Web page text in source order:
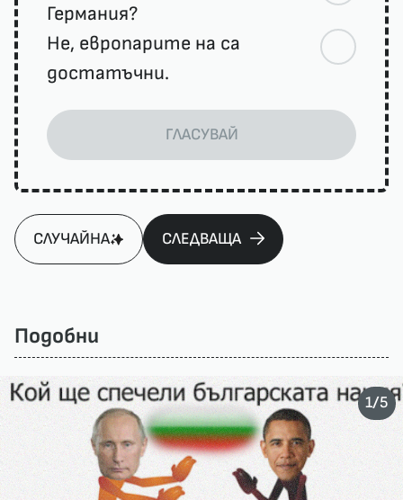
Германия?
Не, европарите на са
достатъчни.
ГЛАСУВАЙ
СЛУЧАЙНА СЛЕДВАЩА
Подобни
1/5